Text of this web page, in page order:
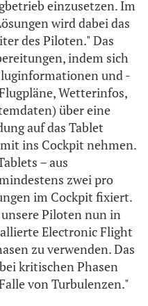
einzusetzen. Im
wird dabei das
des Piloten." Das
indem sich
und -
Wetterinfos,
über eine
auf das Tablet
ins Cockpit nehmen.
– aus
zwei pro
im Cockpit fixiert.
Piloten nun in
Electronic Flight
zu verwenden. Das
kritischen Phasen
von Turbulenzen."